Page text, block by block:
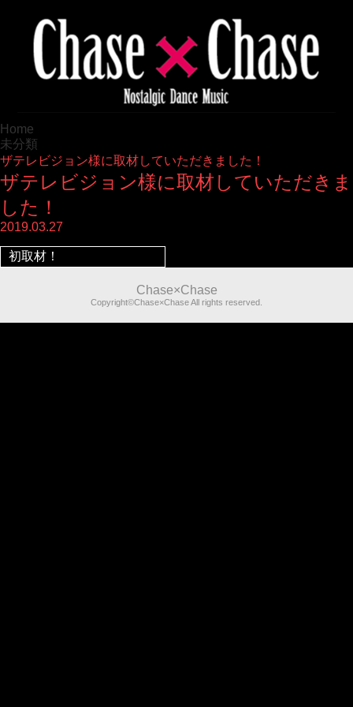
Home
未分類
ザテレビジョン様に取材していただきました！
ザテレビジョン様に取材していただきま
した！
2019.03.27
初取材！
Chase×Chase
Copyright©Chase×Chase All rights reserved.